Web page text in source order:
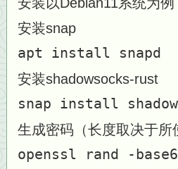
安装snap
apt install snapd
安装shadowsocks-rust
snap install
生成密码（长度取决于所
openssl rand -